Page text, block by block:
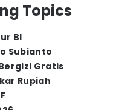
Topics
BI
Subianto
Gratis
Rupiah